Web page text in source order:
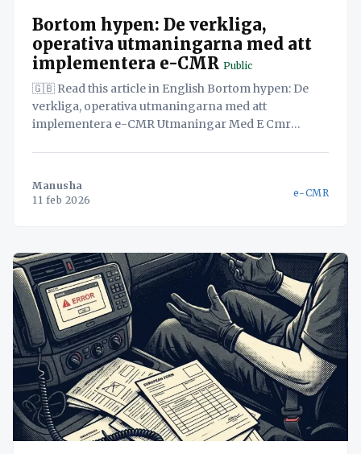
Bortom hypen: De verkliga,
operativa utmaningarna med att
implementera e-CMR Public
🇬🇧 Read this article in English Bortom hypen: De
verkliga, operativa utmaningarna med att
implementera e-CMR Utmaningar Med E Cmr
effektivitet, sparad tid och minskat administrativt
Manusha
11 feb 2026
e-CMR